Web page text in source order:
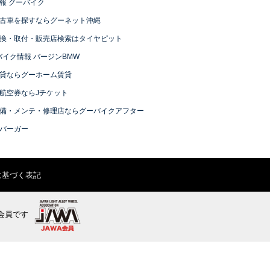
グーバイク
車を探すならグーネット沖縄
・取付・販売店検索はタイヤピット
イク情報 バージンBMW
ならグーホーム賃貸
空券ならJチケット
・メンテ・修理店ならグーバイクアフター
ーガー
づく表記
員です